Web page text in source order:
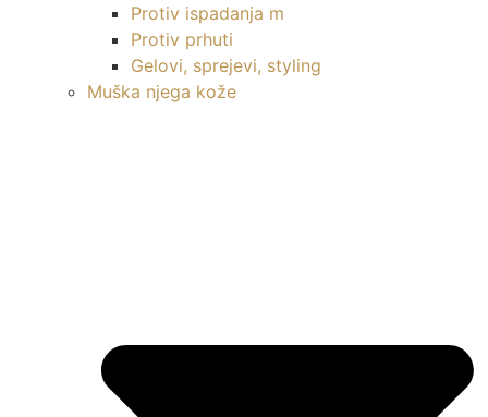
Protiv ispadanja m
Protiv prhuti
Gelovi, sprejevi, styling
Muška njega kože